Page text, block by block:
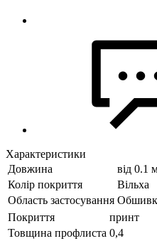
Характеристики
Довжина
від 0.1
Колір покриття
Вільха
Область застосування
Покриття
принт
Товщина профлиста 0,4